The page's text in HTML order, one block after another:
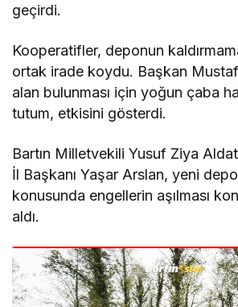
geçirdi.
Kooperatifler, deponun
ortak irade koydu. Başkan
alan bulunması için yoğun çaba
tutum, etkisini gösterdi.
Bartın Milletvekili Yusuf Ziya
İl Başkanı Yaşar Arslan, yeni depo
konusunda engellerin aşılması
aldı.